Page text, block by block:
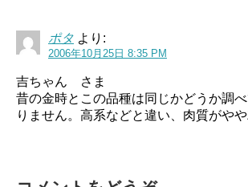
ポタ より:
2006年10月25日 8:35 PM
吉ちゃん さま
昔の金時とこの品種は同じかどうか調
りません。高系などと違い、肉質がやや